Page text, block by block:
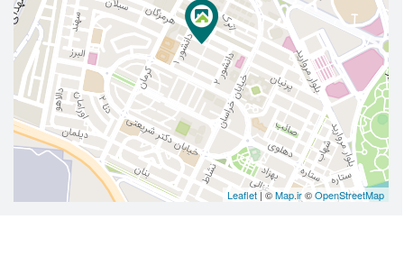
Leaflet| ©Map.ir©OpenStreetMap